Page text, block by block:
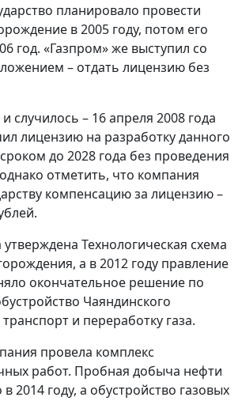
планировало провести
в 2005 году, потом его
год. «Газпром» же выступил со
– отдать лицензию без
и случилось – 16 апреля 2008 года
лицензию на разработку данного
до 2028 года без проведения
отметить, что компания
компенсацию за лицензию –
Технологическая схема
а в 2012 году правление
окончательное решение по
Чаяндинского
и переработку газа.
провела комплекс
работ. Пробная добыча нефти
2014 году, а обустройство газовых